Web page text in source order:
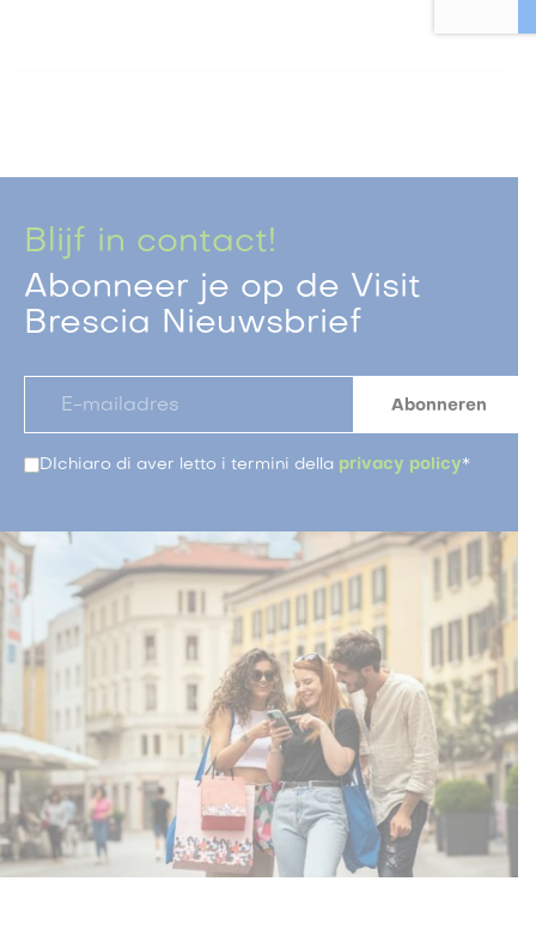
Blijf in contact!
Abonneer je op de Visit
Brescia Nieuwsbrief
DIchiaro di aver letto i termini della privacy policy*